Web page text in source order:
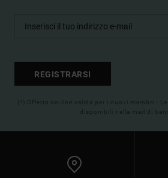
REGISTRARSI
(*) Offerta on-line valida per i nuovi membri -
disponibili nella mail di